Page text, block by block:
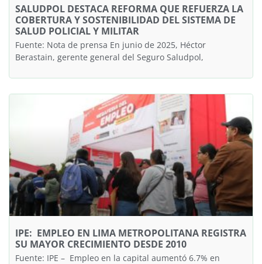
SALUDPOL DESTACA REFORMA QUE REFUERZA LA
COBERTURA Y SOSTENIBILIDAD DEL SISTEMA DE
SALUD POLICIAL Y MILITAR
Fuente: Nota de prensa En junio de 2025, Héctor
Berastain, gerente general del Seguro Saludpol,
IPE: EMPLEO EN LIMA METROPOLITANA REGISTRA
SU MAYOR CRECIMIENTO DESDE 2010
Fuente: IPE – Empleo en la capital aumentó 6.7% en